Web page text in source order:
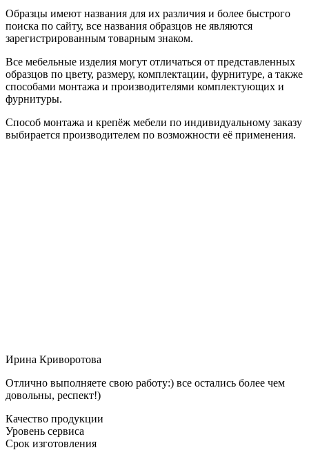
Образцы имеют названия для их различия и более быстрого
поиска по сайту, все названия образцов не являются
зарегистрированным товарным знаком.
Все мебельные изделия могут отличаться от представленных
образцов по цвету, размеру, комплектации, фурнитуре, а также
способами монтажа и производителями комплектующих и
фурнитуры.
Способ монтажа и крепёж мебели по индивидуальному заказу
выбирается производителем по возможности её применения.
Ирина Криворотова
Отлично выполняете свою работу:) все остались более чем
довольны, респект!)
Качество продукции
Уровень сервиса
Срок изготовления